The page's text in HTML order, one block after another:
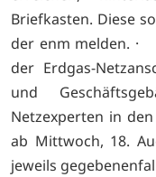
Briefkasten. Diese
der enm melden.
der Erdgas-
und
Netzexperten in
ab Mittwoch, 18.
jeweils